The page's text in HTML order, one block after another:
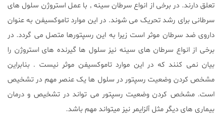
تعلق دارند. در برخی از انواع سرطان سینه ٬ با عمل استروژن سلول های
سرطانی برای رشد تحریک می شوند. در این موارد تاموکسیفن به عنوان
داروی ضد سرطان موثر است زیرا به این رسپتورها متصل می گردد. در
برخی از انواع سرطان های سینه نیز سلول ها گیرنده های استروژن را
بیان نمی کنند که در این موارد تاموکسیفن موثر نیست . بنابراین
مشخص کردن وضعیت رسپتور در سلول ها یک عنصر مهم در تشخیص
است. مشخص کردن وضعیت رسپتور می تواند در تشخیص و درمان
بیماری های دیگر مثل آلزایمر نیز میتواند مهم باشد.